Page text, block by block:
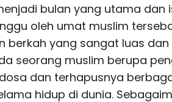
bulan yang utama dan
oleh umat muslim
berkah yang sangat luas
seorang muslim berupa
dan terhapusnya
hidup di dunia.